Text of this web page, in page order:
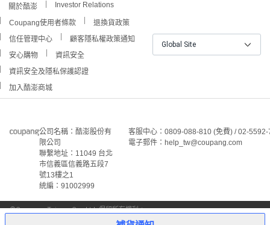
關於酷澎 Investor Relations
Coupang使用者條款
退換貨政策
信任管理中心
顧客隱私權政策通知
安心購物
資訊安全
資訊安全及隱私保護認證
加入酷澎商城
Global Site
公司名稱：酷澎股份有
限公司
聯繫地址：11049 台北
市信義區信義路五段7
號13樓之1
統編：91002999
客服中心：0809-088-810 (免費) / 02-
電子郵件：help_tw@coupang.com
©Coupang Taiwan Co., Ltd. 保留所有權利。